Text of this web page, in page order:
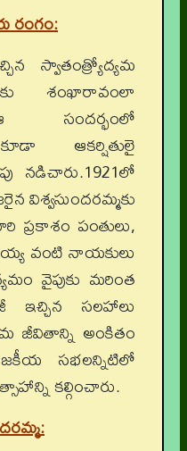
రంగం:
స్వాతంత్ర్యోద్యమ
శంఖారావంలా
సందర్భంలో
ఆకర్షితులై
నడిచారు.1921లో
విశ్వసుందరమ్మకు
ప్రకాశం పంతులు,
వంటి నాయకులు
వైపుకు మరింత
ఇచ్చిన సలహాలు
జీవితాన్ని అంకితం
సభలన్నిటిలో
కల్గించారు.
: